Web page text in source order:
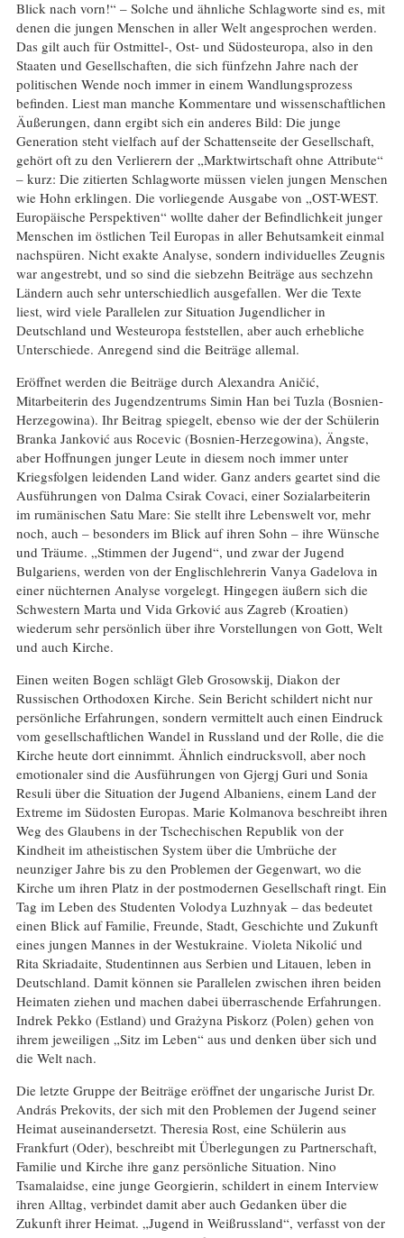
Blick nach vorn!“ – Solche und ähnliche Schlagworte sind es, mit
denen die jungen Menschen in aller Welt angesprochen werden.
Das gilt auch für Ostmittel-, Ost- und Südosteuropa, also in den
Staaten und Gesellschaften, die sich fünfzehn Jahre nach der
politischen Wende noch immer in einem Wandlungsprozess
befinden. Liest man manche Kommentare und wissenschaftlichen
Äußerungen, dann ergibt sich ein anderes Bild: Die junge
Generation steht vielfach auf der Schattenseite der Gesellschaft,
gehört oft zu den Verlierern der „Marktwirtschaft ohne Attribute“
– kurz: Die zitierten Schlagworte müssen vielen jungen Menschen
wie Hohn erklingen. Die vorliegende Ausgabe von „OST-WEST.
Europäische Perspektiven“ wollte daher der Befindlichkeit junger
Menschen im östlichen Teil Europas in aller Behutsamkeit einmal
nachspüren. Nicht exakte Analyse, sondern individuelles Zeugnis
war angestrebt, und so sind die siebzehn Beiträge aus sechzehn
Ländern auch sehr unterschiedlich ausgefallen. Wer die Texte
liest, wird viele Parallelen zur Situation Jugendlicher in
Deutschland und Westeuropa feststellen, aber auch erhebliche
Unterschiede. Anregend sind die Beiträge allemal.
Eröffnet werden die Beiträge durch Alexandra Aničić,
Mitarbeiterin des Jugendzentrums Simin Han bei Tuzla (Bosnien-
Herzegowina). Ihr Beitrag spiegelt, ebenso wie der der Schülerin
Branka Janković aus Rocevic (Bosnien-Herzegowina), Ängste,
aber Hoffnungen junger Leute in diesem noch immer unter
Kriegsfolgen leidenden Land wider. Ganz anders geartet sind die
Ausführungen von Dalma Csirak Covaci, einer Sozialarbeiterin
im rumänischen Satu Mare: Sie stellt ihre Lebenswelt vor, mehr
noch, auch – besonders im Blick auf ihren Sohn – ihre Wünsche
und Träume. „Stimmen der Jugend“, und zwar der Jugend
Bulgariens, werden von der Englischlehrerin Vanya Gadelova in
einer nüchternen Analyse vorgelegt. Hingegen äußern sich die
Schwestern Marta und Vida Grković aus Zagreb (Kroatien)
wiederum sehr persönlich über ihre Vorstellungen von Gott, Welt
und auch Kirche.
Einen weiten Bogen schlägt Gleb Grosowskij, Diakon der
Russischen Orthodoxen Kirche. Sein Bericht schildert nicht nur
persönliche Erfahrungen, sondern vermittelt auch einen Eindruck
vom gesellschaftlichen Wandel in Russland und der Rolle, die die
Kirche heute dort einnimmt. Ähnlich eindrucksvoll, aber noch
emotionaler sind die Ausführungen von Gjergj Guri und Sonia
Resuli über die Situation der Jugend Albaniens, einem Land der
Extreme im Südosten Europas. Marie Kolmanova beschreibt ihren
Weg des Glaubens in der Tschechischen Republik von der
Kindheit im atheistischen System über die Umbrüche der
neunziger Jahre bis zu den Problemen der Gegenwart, wo die
Kirche um ihren Platz in der postmodernen Gesellschaft ringt. Ein
Tag im Leben des Studenten Volodya Luzhnyak – das bedeutet
einen Blick auf Familie, Freunde, Stadt, Geschichte und Zukunft
eines jungen Mannes in der Westukraine. Violeta Nikolić und
Rita Skriadaite, Studentinnen aus Serbien und Litauen, leben in
Deutschland. Damit können sie Parallelen zwischen ihren beiden
Heimaten ziehen und machen dabei überraschende Erfahrungen.
Indrek Pekko (Estland) und Grażyna Piskorz (Polen) gehen von
ihrem jeweiligen „Sitz im Leben“ aus und denken über sich und
die Welt nach.
Die letzte Gruppe der Beiträge eröffnet der ungarische Jurist Dr.
András Prekovits, der sich mit den Problemen der Jugend seiner
Heimat auseinandersetzt. Theresia Rost, eine Schülerin aus
Frankfurt (Oder), beschreibt mit Überlegungen zu Partnerschaft,
Familie und Kirche ihre ganz persönliche Situation. Nino
Tsamalaidse, eine junge Georgierin, schildert in einem Interview
ihren Alltag, verbindet damit aber auch Gedanken über die
Zukunft ihrer Heimat. „Jugend in Weißrussland“, verfasst von der